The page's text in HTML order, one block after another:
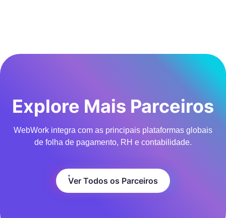
Explore Mais Parceiros
WebWork integra com as principais plataformas globais
de folha de pagamento, RH e contabilidade.
Ver Todos os Parceiros